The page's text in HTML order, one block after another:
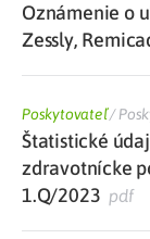
Oznámenie o
Zessly,
Poskytovateľ/
Štatistické
zdravotnícke
1.Q/2023 pdf